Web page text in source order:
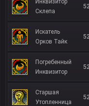
Инквизитор
Склепа
Искатель
Орков Тайк
Погребенный
Инквизитор
Старшая
Утопленница